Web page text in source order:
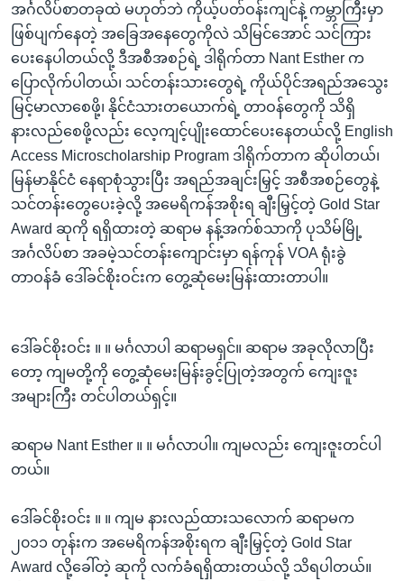
နေရာ
သို့
ကျော်
ရန်
အင်္ဂလိပ်စာတခုထဲ မဟုတ်ဘဲ ကိုယ့်ပတ်ဝန်းကျင်နဲ့ ကမ္ဘာကြီးမှာ
ဖြစ်ပျက်နေတဲ့ အခြေအနေတွေကိုလဲ သိမြင်အောင် သင်ကြား
ပေးနေပါတယ်လို့ ဒီအစီအစဉ်ရဲ့ ဒါရိုက်တာ Nant Esther က
ပြောလိုက်ပါတယ်၊ သင်တန်းသားတွေရဲ့ ကိုယ်ပိုင်အရည်အသွေး
မြင့်မာလာစေဖို့၊ နိုင်ငံသားတယောက်ရဲ့ တာဝန်တွေကို သိရှိ
နားလည်စေဖို့လည်း လေ့ကျင့်ပျိုးထောင်ပေးနေတယ်လို့ English
Access Microscholarship Program ဒါရိုက်တာက ဆိုပါတယ်၊
မြန်မာနိုင်ငံ နေရာစုံသွားပြီး အရည်အချင်းမြှင့် အစီအစဉ်တွေနဲ့
သင်တန်းတွေပေးခဲ့လို့ အမေရိကန်အစိုးရ ချီးမြှင့်တဲ့ Gold Star
Award ဆုကို ရရှိထားတဲ့ ဆရာမ နန့်အက်စ်သာကို ပုသိမ်မြို့
အင်္ဂလိပ်စာ အခမဲ့သင်တန်းကျောင်းမှာ ရန်ကုန် VOA ရုံးခွဲ
တာဝန်ခံ ဒေါ်ခင်စိုးဝင်းက တွေ့ဆုံမေးမြန်းထားတာပါ။
ဒေါ်ခင်စိုးဝင်း ။ ။ မင်္ဂလာပါ ဆရာမရှင်။ ဆရာမ အခုလိုလာပြီး
တော့ ကျမတို့ကို တွေ့ဆုံမေးမြန်းခွင့်ပြုတဲ့အတွက် ကျေးဇူး
အများကြီး တင်ပါတယ်ရှင့်။
ဆရာမ Nant Esther ။ ။ မင်္ဂလာပါ။ ကျမလည်း ကျေးဇူးတင်ပါ
တယ်။
ဒေါ်ခင်စိုးဝင်း ။ ။ ကျမ နားလည်ထားသလောက် ဆရာမက
၂၀၁၁ တုန်းက အမေရိကန်အစိုးရက ချီးမြှင့်တဲ့ Gold Star
Award လို့ခေါ်တဲ့ ဆုကို လက်ခံရရှိထားတယ်လို့ သိရပါတယ်။